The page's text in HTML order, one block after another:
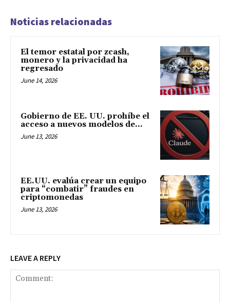
Noticias relacionadas
El temor estatal por zcash,
monero y la privacidad ha
regresado
June 14, 2026
Gobierno de EE. UU. prohíbe el
acceso a nuevos modelos de...
June 13, 2026
EE.UU. evalúa crear un equipo
para “combatir” fraudes en
criptomonedas
June 13, 2026
LEAVE A REPLY